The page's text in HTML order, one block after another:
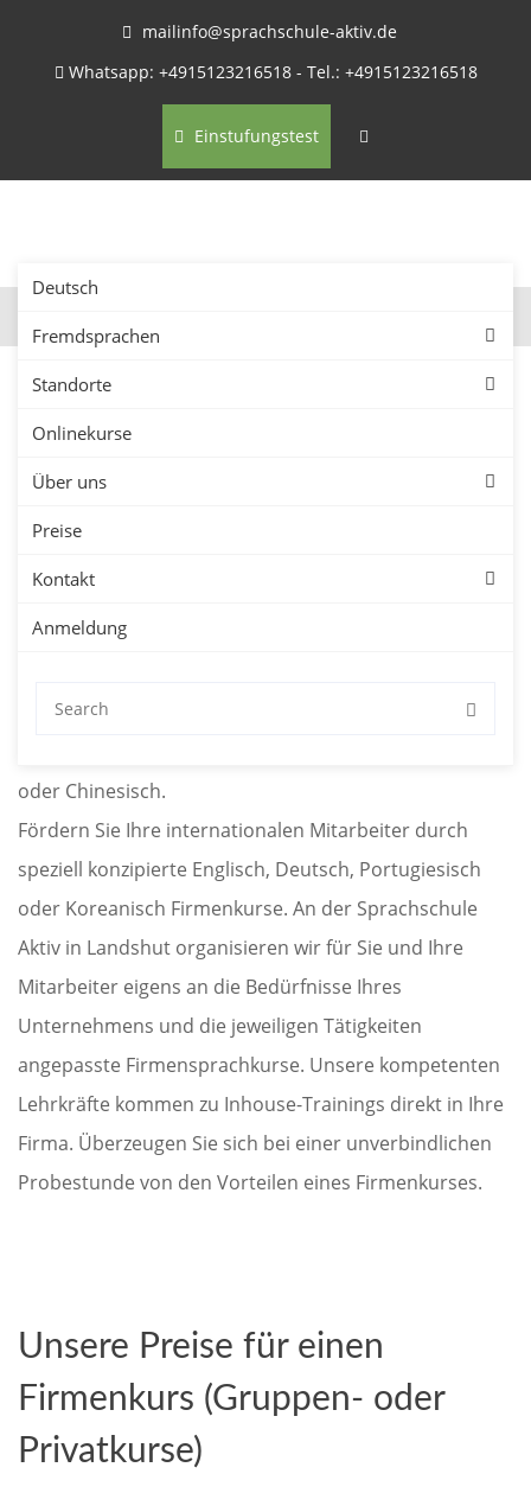
mailinfo@sprachschule-aktiv.de
Whatsapp: +4915123216518 - Tel.: +4915123216518
Einstufungstest
Deutsch
Fremdsprachen
Standorte
Onlinekurse
Über uns
Preise
Kontakt
Anmeldung
Firmenkurse in Landshut –
Sprachkurse für
Unternehmen
Probestunde. Firmensprachkurse in Landshut für
oder Chinesisch.
Fördern Sie Ihre internationalen Mitarbeiter durch
speziell konzipierte Englisch, Deutsch, Portugiesisch
oder Koreanisch Firmenkurse. An der Sprachschule
Aktiv in Landshut organisieren wir für Sie und Ihre
Mitarbeiter eigens an die Bedürfnisse Ihres
Unternehmens und die jeweiligen Tätigkeiten
angepasste Firmensprachkurse. Unsere kompetenten
Lehrkräfte kommen zu Inhouse-Trainings direkt in Ihre
Firma. Überzeugen Sie sich bei einer unverbindlichen
Probestunde von den Vorteilen eines Firmenkurses.
Unsere Preise für einen
Firmenkurs (Gruppen- oder
Privatkurse)